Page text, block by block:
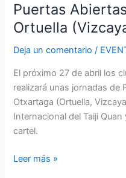
Puertas
Ortuella
Deja un comentario /
El próximo 27 de abril los
realizará unas jornadas de
Otxartaga (Ortuella,
Internacional del Taiji
cartel.
Kung
Fu
Quan
Ortuella
(Vizcaya)
Leer más »